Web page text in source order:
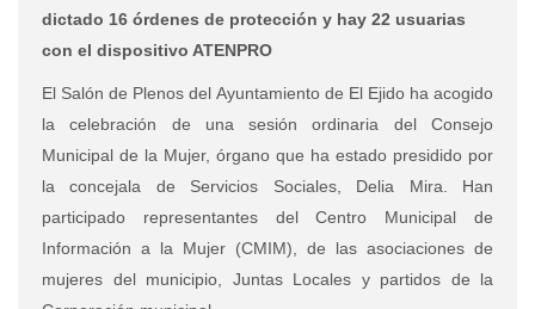
dictado 16 órdenes de protección y hay 22 usuarias
con el dispositivo ATENPRO
El Salón de Plenos del Ayuntamiento de El Ejido ha acogido
la celebración de una sesión ordinaria del Consejo
Municipal de la Mujer, órgano que ha estado presidido por
la concejala de Servicios Sociales, Delia Mira. Han
participado representantes del Centro Municipal de
Información a la Mujer (CMIM), de las asociaciones de
mujeres del municipio, Juntas Locales y partidos de la